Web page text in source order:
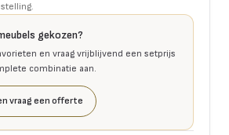
gekozen?
en vraag vrijblijvend een setprijs
combinatie aan.
vraag een offerte